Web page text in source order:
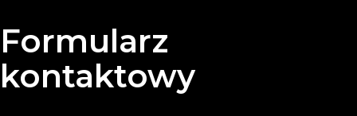
Formularz
kontaktowy